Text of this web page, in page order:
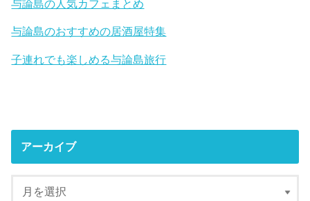
与論島の人気カフェまとめ
与論島のおすすめの居酒屋特集
子連れでも楽しめる与論島旅行
アーカイブ